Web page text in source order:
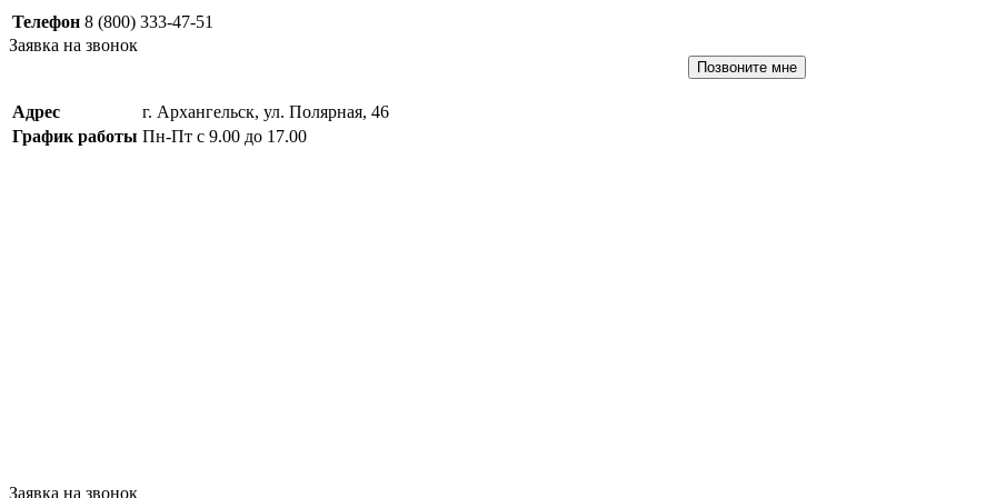
Телефон 8 (800) 333-47-51
Заявка на звонок
Позвоните мне
Адрес
г. Архангельск, ул. Полярная, 46
График работы Пн-Пт с 9.00 до 17.00
Заявка на звонок